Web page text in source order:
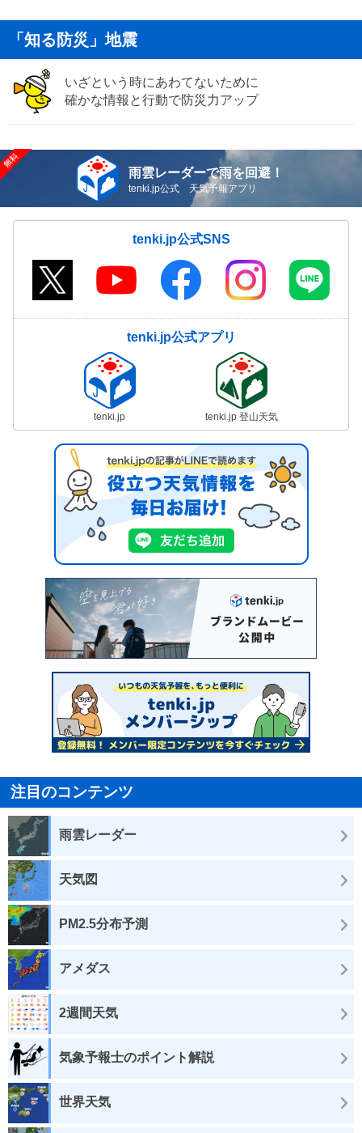
「知る防災」地震
いざという時にあわてないために
確かな情報と行動で防災力アップ
雨雲レーダーで雨を回避！
tenki.jp公式 天気予報アプリ
tenki.jp公式SNS
tenki.jp公式アプリ
tenki.jp tenki.jp 登山天気
注目のコンテンツ
雨雲レーダー
天気図
PM2.5分布予測
アメダス
2週間天気
気象予報士のポイント解説
世界天気